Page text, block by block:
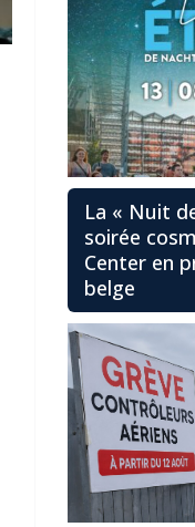
La « Nuit
soirée
Center en
belge